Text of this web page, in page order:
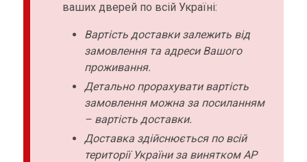
ваших дверей по всій Україні:
Вартість доставки залежить від
замовлення та адреси Вашого
проживання.
Детально прорахувати вартість
замовлення можна за посиланням
– вартість доставки.
Доставка здійснюється по всій
території України за винятком АР